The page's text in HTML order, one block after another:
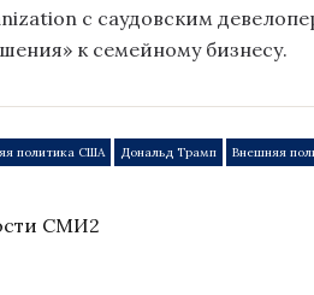
с саудовским
к семейному бизнесу.
политика США Дональд Трамп Внешняя
СМИ2